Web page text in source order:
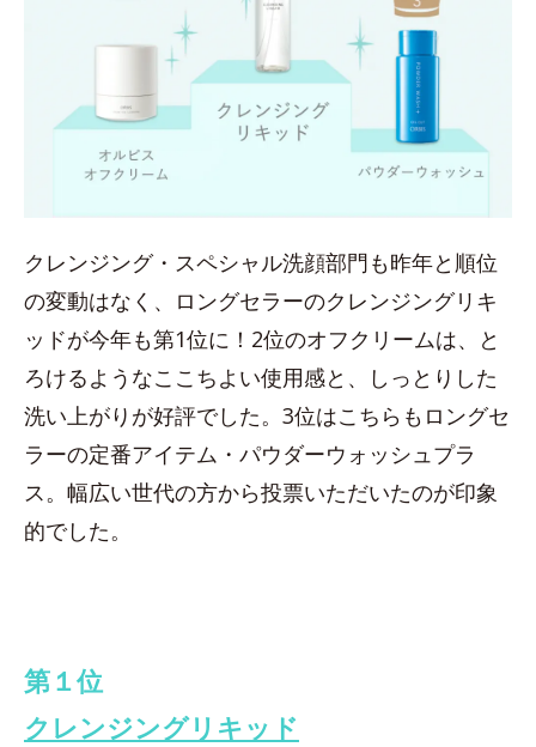
クレンジング・スペシャル洗顔部門も昨年と順位
の変動はなく、ロングセラーのクレンジングリキ
ッドが今年も第1位に！2位のオフクリームは、と
ろけるようなここちよい使用感と、しっとりした
洗い上がりが好評でした。3位はこちらもロングセ
ラーの定番アイテム・パウダーウォッシュプラ
ス。幅広い世代の方から投票いただいたのが印象
的でした。
第１位
クレンジングリキッド